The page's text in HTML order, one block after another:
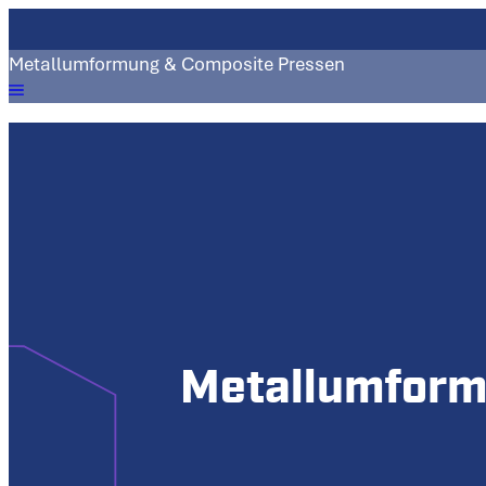
Metallumformung & Composite Pressen